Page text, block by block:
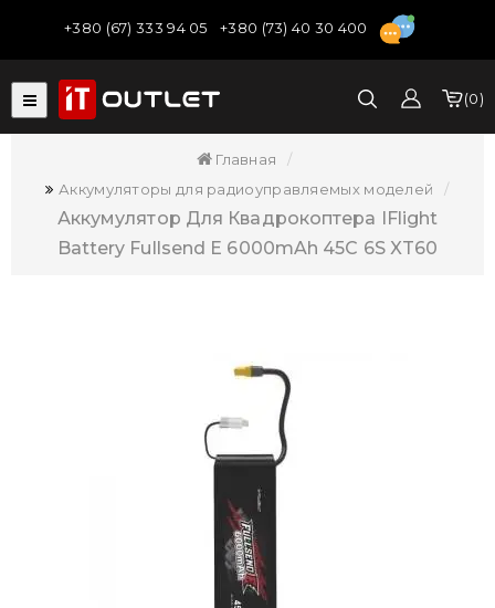
+380 (67) 333 94 05 +380 (73) 40 30 400
0
Главная
Аккумуляторы для радиоуправляемых моделей
Аккумулятор Для Квадрокоптера IFlight
Battery Fullsend E 6000mAh 45C 6S XT60